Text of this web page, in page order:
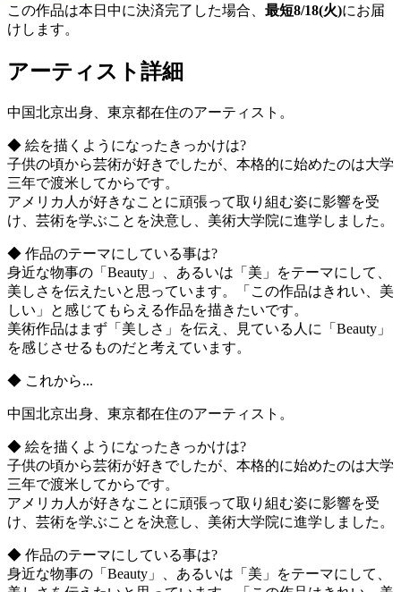
この作品は本日中に決済完了した場合、 最短8/18(火)にお届
けします。
アーティスト詳細
中国北京出身、東京都在住のアーティスト。
◆ 絵を描くようになったきっかけは?
子供の頃から芸術が好きでしたが、本格的に始めたのは大学
三年で渡米してからです。
アメリカ人が好きなことに頑張って取り組む姿に影響を受
け、芸術を学ぶことを決意し、美術大学院に進学しました。
◆ 作品のテーマにしている事は?
身近な物事の「Beauty」、あるいは「美」をテーマにして、
美しさを伝えたいと思っています。「この作品はきれい、美
しい」と感じてもらえる作品を描きたいです。
美術作品はまず「美しさ」を伝え、見ている人に「Beauty」
を感じさせるものだと考えています。
◆ これから...
中国北京出身、東京都在住のアーティスト。
◆ 絵を描くようになったきっかけは?
子供の頃から芸術が好きでしたが、本格的に始めたのは大学
三年で渡米してからです。
アメリカ人が好きなことに頑張って取り組む姿に影響を受
け、芸術を学ぶことを決意し、美術大学院に進学しました。
◆ 作品のテーマにしている事は?
身近な物事の「Beauty」、あるいは「美」をテーマにして、